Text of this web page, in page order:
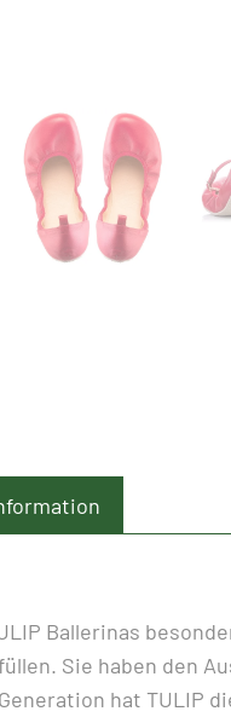
Ballerinas
Sie haben den
hat TULIP